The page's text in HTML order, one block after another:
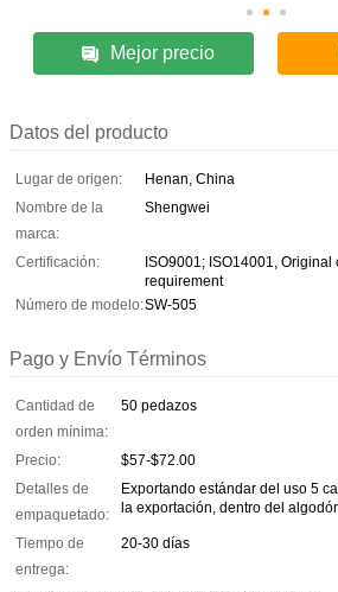
Mejor precio
Datos del producto
Lugar de origen:
Henan, China
Nombre de la
marca:
Shengwei
Certificación:
ISO9001; ISO14001, Original
requirement
Número de modelo:SW-505
Pago y Envío Términos
Cantidad de
orden mínima:
50 pedazos
Precio:
$57-$72.00
Detalles de
empaquetado:
Exportando estándar del uso 5
la exportación, dentro del
Tiempo de
entrega:
20-30 días